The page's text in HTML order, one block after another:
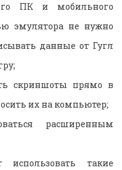
ПК и мобильного
эмулятора не нужно
данные от Гугл
скриншоты прямо в
их на компьютер;
расширенным
использовать такие